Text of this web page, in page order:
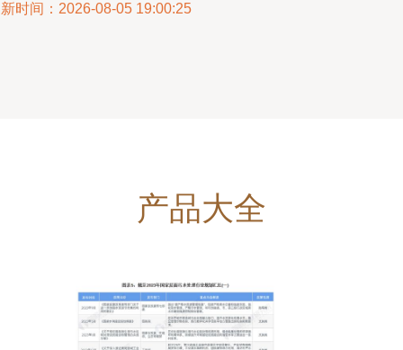
时间：2026-08-05 19:00:25
产品大全